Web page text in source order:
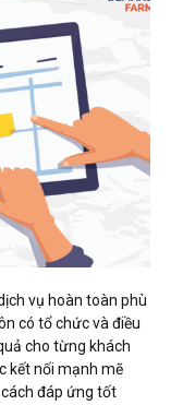
vụ hoàn toàn phù
có tổ chức và điều
cho từng khách
kết nối mạnh mẽ
đáp ứng tốt